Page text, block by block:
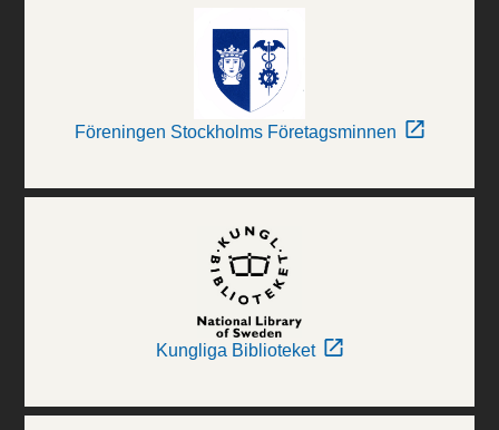
Föreningen Stockholms Företagsminnen
Kungliga Biblioteket